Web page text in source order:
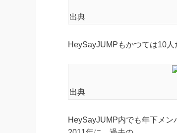
出典
HeySayJUMPもかつては10人
出典
HeySayJUMP内でも年下メン